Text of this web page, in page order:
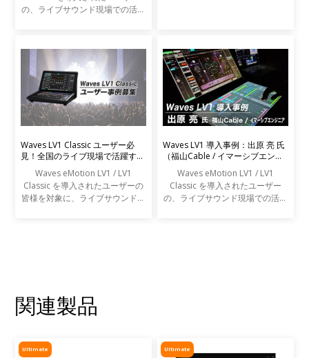
の、ライブサウンド現場での活用
Waves LV1 Classic ユーザー必
見！全国のライブ現場で活躍する
Waves eMotion LV1 / LV1
Classic を導入されたユーザーの
皆様を対象に、ライブサウンドの
Waves LV1 導入事例：出原 亮 氏
（福山Cable / イマーシブエンジ
Waves eMotion LV1 / LV1
Classic を導入されたユーザー
の、ライブサウンド現場での活用
関連製品
Ultimate Ultimate